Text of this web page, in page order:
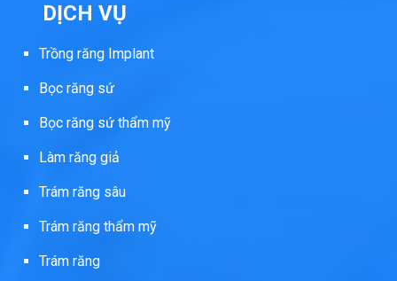
DỊCH VỤ
Trồng răng Implant
Bọc răng sứ
Bọc răng sứ thẩm mỹ
Làm răng giả
Trám răng sâu
Trám răng thẩm mỹ
Trám răng